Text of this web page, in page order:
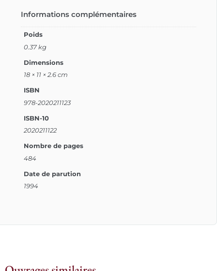
Informations complémentaires
Poids
0.37 kg
Dimensions
18 × 11 × 2.6 cm
ISBN
978-2020211123
ISBN-10
2020211122
Nombre de pages
484
Date de parution
1994